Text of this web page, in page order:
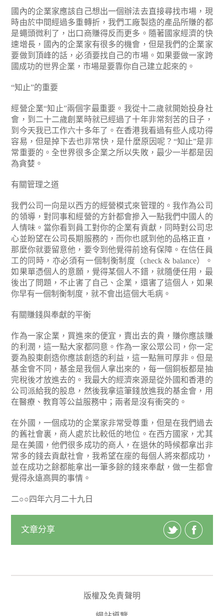
國內的企業家應該自己想出一個辦法去直接尋找市場，現
時由於中間經過多重轉折，我們工廠製造的產品所賺的都
是蠅頭微利了，出口商賺得反而更多。隨著國家經濟的快
速增長，國內的企業家有很多的機會，但是我們的企業家
要做到頂峰的話，必須要找自己的市場。如果要做一家跨
國成功的世界企業，市場是要靠你自己建立起來的。
“知止”的重要
經營企業“知止”兩個字最重要。我從十二歲就開始投身社
會，到二十二歲創業時就已經過了十年非常刻苦的日子，
到今天我已工作六十多年了。在香港我看過有些人成功得
容易，但是掉下去也非常快，是什麼原因呢？“知止”是非
常重要的。全世界很多企業之所以失敗，最少一半都是因
為貪婪。
有關管理之道
我們公司一向是以西方的經營模式來管理的。我作為公司
的領導，對同事和經營的方針都會摻入一點我們中國人的
人情味。當你看到員工對你的企業有貢獻，同時對公司忠
心並盼望在公司長期服務的，而你也感到他的品格正直，
那麼你就要留意他，要令到他覺得前途有保障。在信任員
工的同時，亦必須有一個制衡制度（check & balance）。
如果單憑個人的意願，覺得某個人不錯，就隨便任用，最
後出了問題，不止害了自己、企業，還害了這個人，如果
你早有一個制衡制度，就不會出這個大毛病。
有關賺錢與奉獻的平衡
作為一家企業，買進來的便宜，賣出去的貴，賺你應該賺
的利潤，這一點大家都同意。作為一家公眾公司，你一定
要為股東創造你應該創造的利益，這一點無可厚非。但是
基金會不同，基金是我個人拿出來的，每一個銅板都是抽
完稅後才放進去的。我最大的經濟來源是從外國和香港的
公司派給我的股息，然後我拿這筆錢放進我的基金會，用
在醫療、教育等公益服務中；兩者是沒有衝突的。
在外國，一個成功的企業家非常受尊重，但是在我們過去
的舊社會裏，商人處於比較低的地位。在西方國家，尤其
是在美國，他們很多成功的商人，在退休的時候都拿出非
常多的錢去貢獻社會，我希望在座的每個人將來都成功，
並在成功之餘都能拿出一筆多餘的錢來奉獻，做一生都會
覺得永遠高興的事情。
二○○四年六月二十九日
文章分享
版權及免責聲明